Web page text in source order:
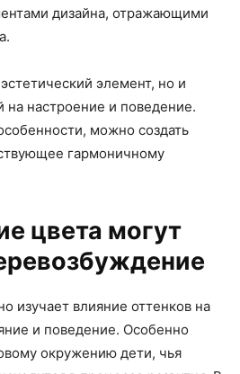
дизайна, отражающими
элемент, но и
настроение и поведение.
можно создать
гармоничному
цвета могут
изучает влияние оттенков на
и поведение. Особенно
окружению дети, чья